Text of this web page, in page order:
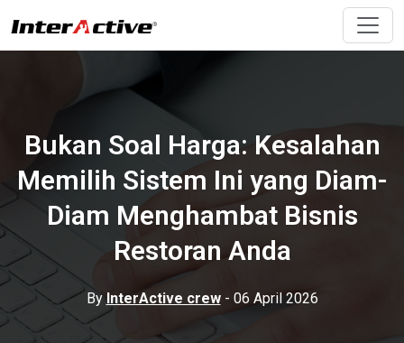
Bukan Soal Harga: Kesalahan
Memilih Sistem Ini yang Diam-
Diam Menghambat Bisnis
Restoran Anda
By InterActive crew- 06 April 2026